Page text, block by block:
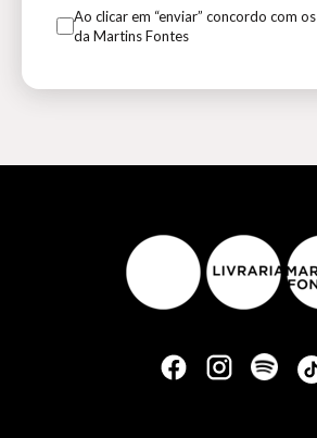
Ao clicar em “enviar” concordo com os
da Martins Fontes